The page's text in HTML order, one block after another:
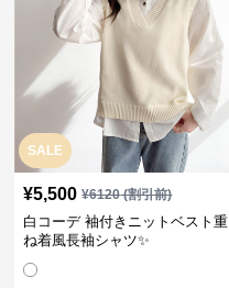
SALE
¥5,500 ¥6120(割引前)
白コーデ 袖付きニットベスト重
ね着風長袖シャツ✨